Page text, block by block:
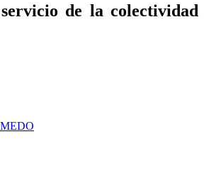
de la colectividad